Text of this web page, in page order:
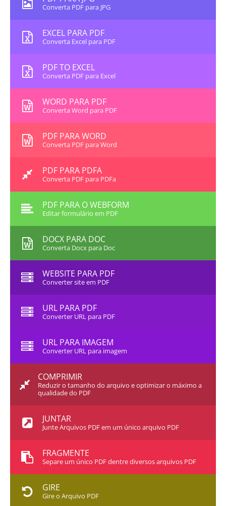
Converta PDF para JPG
EXCEL PARA PDF
Converta Excel para PDF
PDF TO EXCEL
Converta PDF para Excel
WORD PARA PDF
Converta Word para PDF
PDF PARA WORD
Converta PDF para Word
PDF PARA PDFA
Converta PDF para PDFa
PDF PARA O WEBFORM
Editar formulário em PDF
DOCX PARA DOC
Converta Docx para Doc
WEBSITE PARA PDF
Converter site em PDF
URL PARA PDF
Converter URL para PDF
URL PARA IMAGEM
Converter URL para imagem
COMPRIMIR
Reduzir o tamanho do arquivo e optimizar o máximo a
qualidade do PDF
JUNTAR
Junte Arquivos PDF em um único arquivo PDF
FRAGMENTE
Separe um único PDF dentre diversos arquivos PDF
GIRE
Gire o Arquivo PDF